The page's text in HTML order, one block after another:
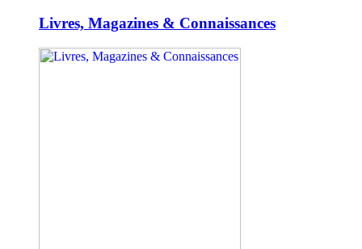
Livres, Magazines & Connaissances